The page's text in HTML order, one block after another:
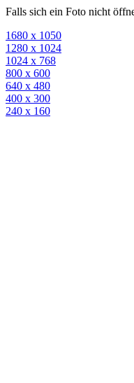
Falls sich ein Foto nicht
1680 x 1050
1280 x 1024
1024 x 768
800 x 600
640 x 480
400 x 300
240 x 160